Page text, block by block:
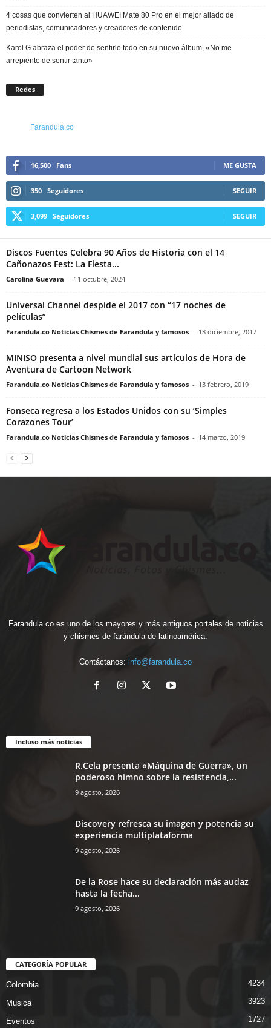
4 cosas que convierten al HUAWEI Mate 80 Pro en el mejor aliado de
periodistas, comunicadores y creadores de contenido
Karol G abraza el poder de sentirlo todo en su nuevo álbum, «No me
arrepiento de sentir tanto»
Redes
Farandula.co
16,500 Fans ME GUSTA
350 Seguidores SEGUIR
3,099 Seguidores SEGUIR
Discos Fuentes Celebra 90 Años de Historia con el 14
Cañonazos Fest: La Fiesta...
Carolina Guevara - 11 octubre, 2024
Universal Channel despide el 2017 con “17 noches de
películas”
Farandula.co Noticias Chismes de Farandula y famosos - 18 diciembre, 2017
MINISO presenta a nivel mundial sus artículos de Hora de
Aventura de Cartoon Network
Farandula.co Noticias Chismes de Farandula y famosos - 13 febrero, 2019
Fonseca regresa a los Estados Unidos con su ‘Simples
Corazones Tour’
Farandula.co Noticias Chismes de Farandula y famosos - 14 marzo, 2019
Farandula.co es uno de los mayores y más antiguos portales de noticias
y chismes de farándula de latinoamérica.
Contáctanos: info@farandula.co
Incluso más noticias
R.Cela presenta «Máquina de Guerra», un
poderoso himno sobre la resistencia,...
9 agosto, 2026
Discovery refresca su imagen y potencia su
experiencia multiplataforma
9 agosto, 2026
De la Rose hace su declaración más audaz
hasta la fecha...
9 agosto, 2026
CATEGORÍA POPULAR
Colombia 4234
Musica 3923
Eventos 1727